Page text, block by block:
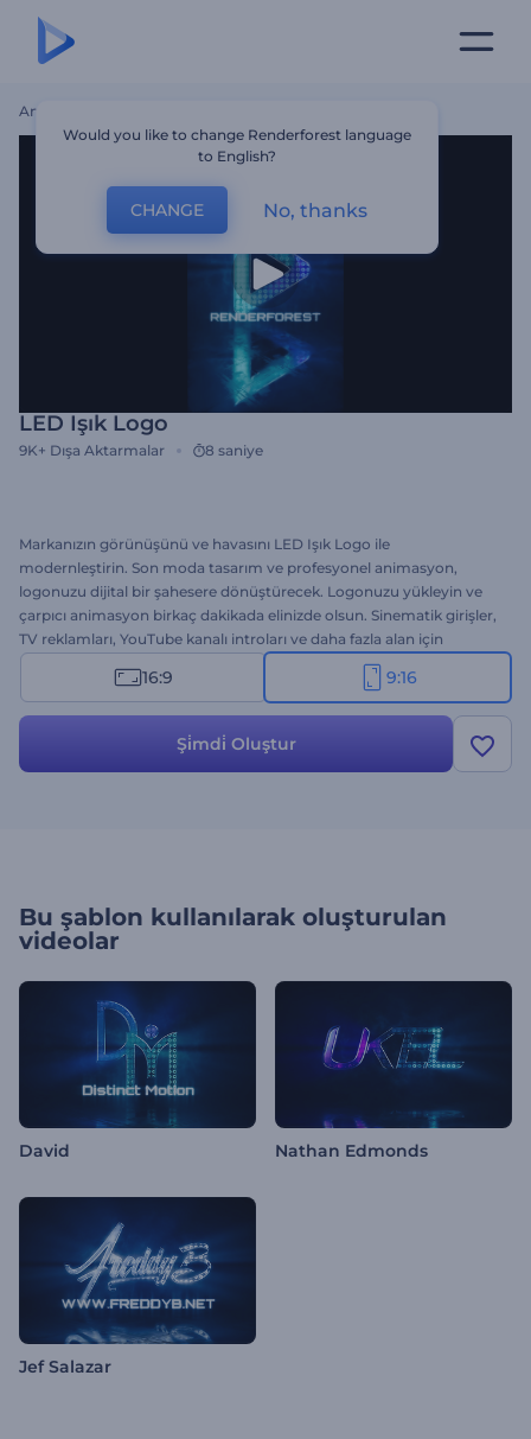
Ana Sayfa
LED Işık Logo
9K+ Dışa Aktarmalar 8 saniye
Markanızın görünüşünü ve havasını LED Işık Logo ile
modernleştirin. Son moda tasarım ve profesyonel animasyon,
logonuzu dijital bir şahesere dönüştürecek. Logonuzu yükleyin ve
çarpıcı animasyon birkaç dakikada elinizde olsun. Sinematik girişler,
TV reklamları, YouTube kanalı introları ve daha fazla alan için
biçilmiş kaftan. Hedef kitlenizi, ışıltılı bir animasyonla şaşırtın. Bu
şablonun Instagram Story versiyonunu ücretsiz olarak hemen
16:9 9:16
Şi̇mdi̇ Oluştur
Bu şablon kullanılarak oluşturulan
videolar
David Nathan Edmonds
Jef Salazar
Would you like to change Renderforest language
to English?
CHANGE No, thanks